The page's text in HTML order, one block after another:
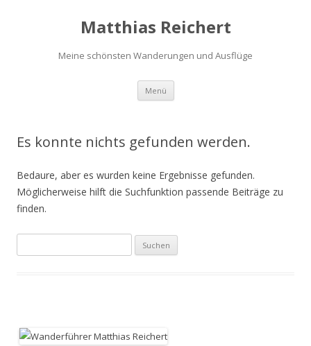
Matthias Reichert
Meine schönsten Wanderungen und Ausflüge
Menü Zum
springen
Es konnte nichts gefunden werden.
Bedaure, aber es wurden keine Ergebnisse gefunden.
Möglicherweise hilft die Suchfunktion passende Beiträge zu
finden.
nach: